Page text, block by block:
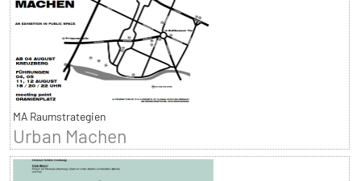
MA Raumstrategien
Urban Machen